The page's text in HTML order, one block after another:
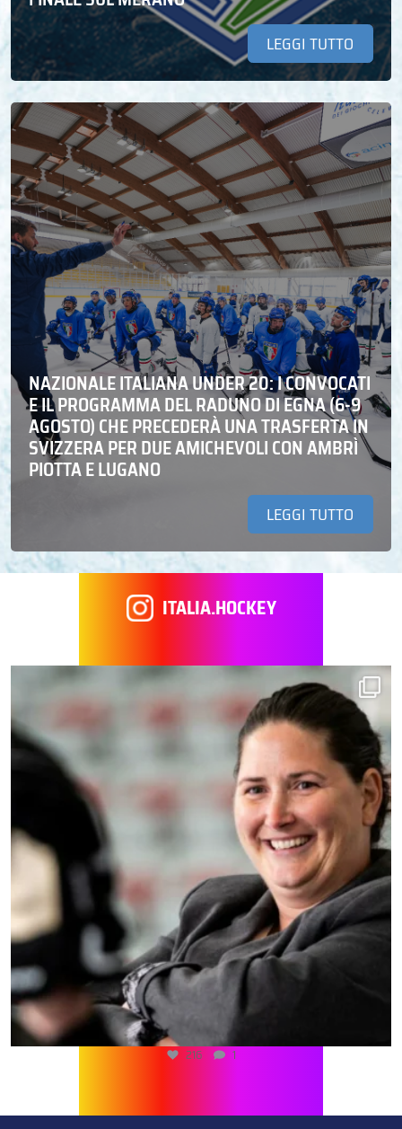
LEGGI TUTTO
NAZIONALE ITALIANA UNDER 20: I CONVOCATI
E IL PROGRAMMA DEL RADUNO DI EGNA (6-9
AGOSTO) CHE PRECEDERÀ UNA TRASFERTA IN
SVIZZERA PER DUE AMICHEVOLI CON AMBRÌ
PIOTTA E LUGANO
LEGGI TUTTO
ITALIA.HOCKEY
216 1